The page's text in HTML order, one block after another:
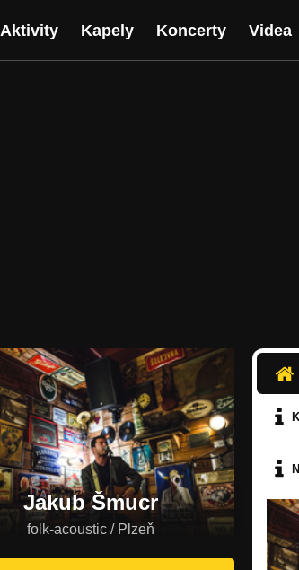
Aktivity Kapely Koncerty Videa
Jakub Šmucr
folk-acoustic / Plzeň